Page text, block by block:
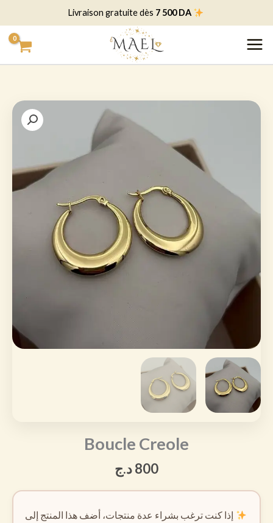
7 500 DA
إلى
المحتوى
Boucle Creole
800د.ج
إذا كنت ترغب بشراء عدة منتجات، أضف هذا المنتج إلى